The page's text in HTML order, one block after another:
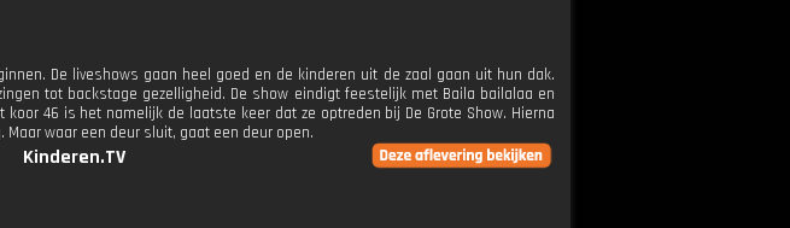
De liveshows gaan heel goed en de kinderen uit de zaal gaan uit hun dak.
tot backstage gezelligheid. De show eindigt feestelijk met Baila bailalaa en
46 is het namelijk de laatste keer dat ze optreden bij De Grote Show. Hierna
waar een deur sluit, gaat een deur open.
Kinderen.TV